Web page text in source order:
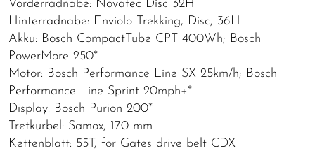
Vorderradnabe: Novatec Disc 32H
Hinterradnabe: Enviolo Trekking, Disc, 36H
Akku: Bosch CompactTube CPT 400Wh; Bosch
PowerMore 250*
Motor: Bosch Performance Line SX 25km/h; Bosch
Performance Line Sprint 20mph+*
Display: Bosch Purion 200*
Tretkurbel: Samox, 170 mm
Kettenblatt: 55T, for Gates drive belt CDX